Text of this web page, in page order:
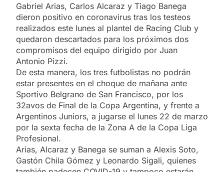
Gabriel Arias, Carlos Alcaraz y Tiago Banega
dieron positivo en coronavirus tras los testeos
realizados este lunes al plantel de Racing Club y
quedaron descartados para los próximos dos
compromisos del equipo dirigido por Juan
Antonio Pizzi.
De esta manera, los tres futbolistas no podrán
estar presentes en el choque de mañana ante
Sportivo Belgrano de San Francisco, por los
32avos de Final de la Copa Argentina, y frente a
Argentinos Juniors, a jugarse el lunes 22 de marzo
por la sexta fecha de la Zona A de la Copa Liga
Profesional.
Arias, Alcaraz y Banega se suman a Alexis Soto,
Gastón Chila Gómez y Leonardo Sigali, quienes